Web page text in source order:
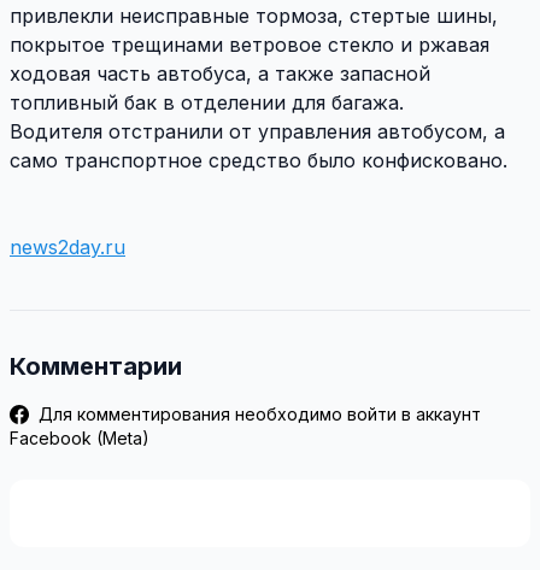
привлекли неисправные тормоза, стертые шины,
покрытое трещинами ветровое стекло и ржавая
ходовая часть автобуса, а также запасной
топливный бак в отделении для багажа.
Водителя отстранили от управления автобусом, а
само транспортное средство было конфисковано.
news2day.ru
Комментарии
Для комментирования необходимо войти в аккаунт
Facebook (Meta)